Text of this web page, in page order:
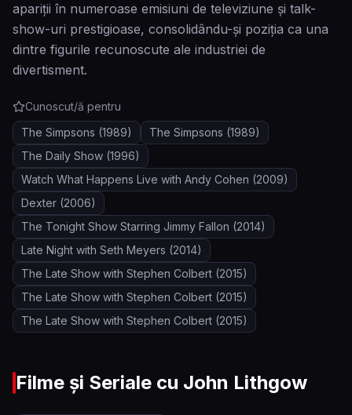
apariții în numeroase emisiuni de televiziune și talk-
show-uri prestigioase, consolidându-și poziția ca una
dintre figurile recunoscute ale industriei de
divertisment.
Cunoscut/ă pentru
The Simpsons (1989) The Simpsons (1989)
The Daily Show (1996)
Watch What Happens Live with Andy Cohen (2009)
Dexter (2006)
The Tonight Show Starring Jimmy Fallon (2014)
Late Night with Seth Meyers (2014)
The Late Show with Stephen Colbert (2015)
The Late Show with Stephen Colbert (2015)
The Late Show with Stephen Colbert (2015)
Filme și Seriale cu John Lithgow